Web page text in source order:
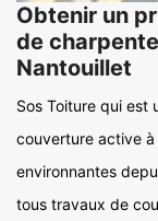
Obtenir un
de
Nantouillet
Sos Toiture qui est
couverture active
environnantes
tous travaux de